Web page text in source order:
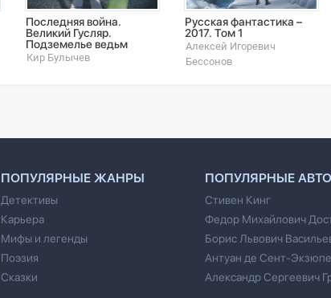
Последняя война.
Великий Гусляр.
Подземелье ведьм
Кир Булычев
Русская фантастика –
2017. Том 1
Алексей Игоревич
Бессонов
ПОПУЛЯРНЫЕ ЖАНРЫ
Детективы
Карьера
Мифы и легенды
Поэзия
Сказки
ПОПУЛЯРНЫЕ
Стивен Кинг
Федор Михайлович
Борис Львович
Антуан де Сент-
Александр Сергеевич